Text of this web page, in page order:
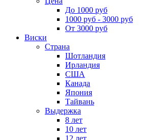
До 1000 руб
1000 руб - 3000 руб
От 3000 руб
Виски
Страна
Шотландия
Ирландия
США
Канада
Япония
Тайвань
Выдержка
8 лет
10 лет
12 лет